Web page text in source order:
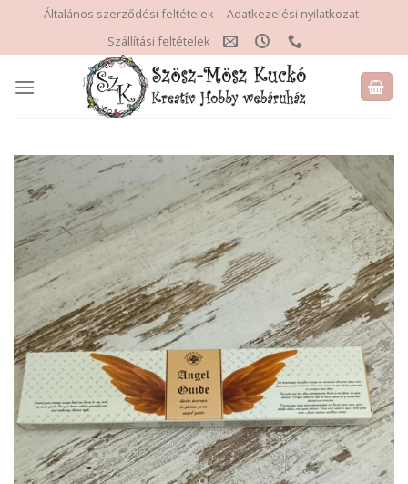
content
Általános szerződési feltételek
Adatkezelési nyilatkozat
Szállítási feltételek